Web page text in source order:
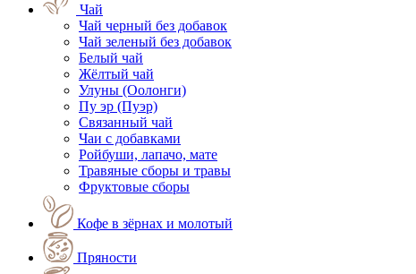
Чай
Чай черный без добавок
Чай зеленый без добавок
Белый чай
Жёлтый чай
Улуны (Оолонги)
Пу эр (Пуэр)
Связанный чай
Чаи с добавками
Ройбуши, лапачо, мате
Травяные сборы и травы
Фруктовые сборы
Кофе в зёрнах и молотый
Пряности